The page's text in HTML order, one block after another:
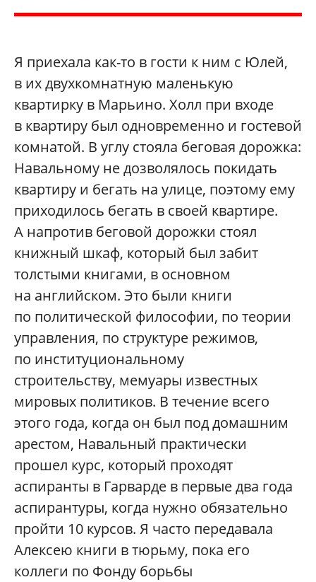
Я приехала как-то в гости к ним с Юлей,
в их двухкомнатную маленькую
квартирку в Марьино. Xолл при входе
в квартиру был одновременно и гостевой
комнатой. В углу стояла беговая дорожка:
Навальному не дозволялось покидать
квартиру и бегать на улице, поэтому ему
приходилось бегать в своей квартире.
А напротив беговой дорожки стоял
книжный шкаф, который был забит
толстыми книгами, в основном
на английском. Это были книги
по политической философии, по теории
управления, по структуре режимов,
по институциональному
строительству, мемуары известных
мировых политиков. В течение всего
этого года, когда он был под домашним
арестом, Навальный практически
прошел курс, который проходят
аспиранты в Гарварде в первые два года
аспирантуры, когда нужно обязательно
пройти 10 курсов. Я часто передавала
Алексею книги в тюрьму, пока его
коллеги по Фонду борьбы